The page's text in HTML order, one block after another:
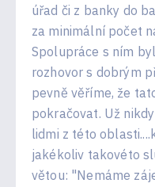
úřad či z banky do
za minimální počet
Spolupráce s ním
rozhovor s dobrým
pevně věříme, že
pokračovat. Už
lidmi z této
jakékoliv takovéto
větou: "Nemáme